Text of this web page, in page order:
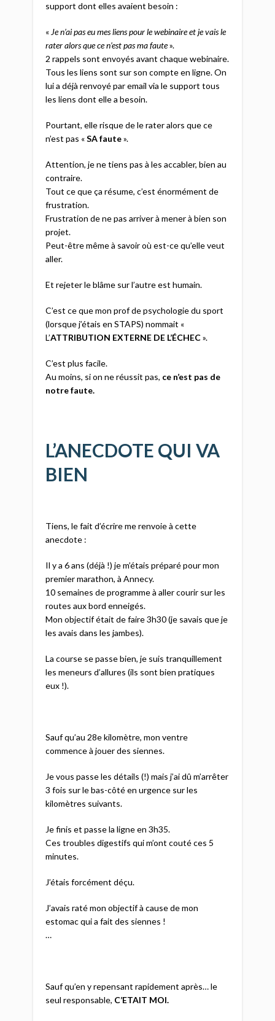
support dont elles avaient besoin :
« Je n’ai pas eu mes liens pour le webinaire et je vais le
rater alors que ce n’est pas ma faute».
2 rappels sont envoyés avant chaque webinaire.
Tous les liens sont sur son compte en ligne. On
lui a déjà renvoyé par email via le support tous
les liens dont elle a besoin.
Pourtant, elle risque de le rater alors que ce
n’est pas «SA faute».
Attention, je ne tiens pas à les accabler, bien au
contraire.
Tout ce que ça résume, c’est énormément de
frustration.
Frustration de ne pas arriver à mener à bien son
projet.
Peut-être même à savoir où est-ce qu’elle veut
aller.
Et rejeter le blâme sur l’autre est humain.
C’est ce que mon prof de psychologie du sport
(lorsque j’étais en STAPS) nommait «
L’ATTRIBUTION EXTERNE DE L’ÉCHEC».
C’est plus facile.
Au moins, si on ne réussit pas, ce n’est pas de
notre faute.
L’ANECDOTE QUI VA
BIEN
Tiens, le fait d’écrire me renvoie à cette
anecdote :
Il y a 6 ans (déjà !) je m’étais préparé pour mon
premier marathon, à Annecy.
10 semaines de programme à aller courir sur les
routes aux bord enneigés.
Mon objectif était de faire 3h30 (je savais que je
les avais dans les jambes).
La course se passe bien, je suis tranquillement
les meneurs d’allures (ils sont bien pratiques
eux !).
Sauf qu’au 28e kilomètre, mon ventre
commence à jouer des siennes.
Je vous passe les détails (!) mais j’ai dû m’arrêter
3 fois sur le bas-côté en urgence sur les
kilomètres suivants.
Je finis et passe la ligne en 3h35.
Ces troubles digestifs qui m’ont couté ces 5
minutes.
J’étais forcément déçu.
J’avais raté mon objectif à cause de mon
estomac qui a fait des siennes !
…
Sauf qu’en y repensant rapidement après… le
seul responsable, C’ETAIT MOI.